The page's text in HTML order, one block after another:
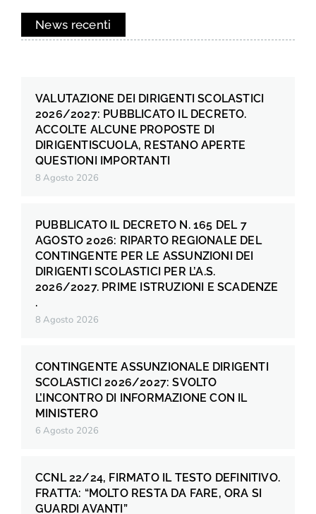
News recenti
VALUTAZIONE DEI DIRIGENTI SCOLASTICI
2026/2027: PUBBLICATO IL DECRETO.
ACCOLTE ALCUNE PROPOSTE DI
DIRIGENTISCUOLA, RESTANO APERTE
QUESTIONI IMPORTANTI
8 Agosto 2026
PUBBLICATO IL DECRETO N. 165 DEL 7
AGOSTO 2026: RIPARTO REGIONALE DEL
CONTINGENTE PER LE ASSUNZIONI DEI
DIRIGENTI SCOLASTICI PER L’A.S.
2026/2027. PRIME ISTRUZIONI E SCADENZE
.
8 Agosto 2026
CONTINGENTE ASSUNZIONALE DIRIGENTI
SCOLASTICI 2026/2027: SVOLTO
L’INCONTRO DI INFORMAZIONE CON IL
MINISTERO
6 Agosto 2026
CCNL 22/24, FIRMATO IL TESTO DEFINITIVO.
FRATTA: “MOLTO RESTA DA FARE, ORA SI
GUARDI AVANTI”